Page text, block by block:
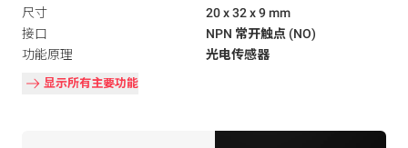
尺寸
20 x 32 x 9 mm
接口
NPN 常开触点 (NO)
功能原理
光电传感器
显示所有主要功能